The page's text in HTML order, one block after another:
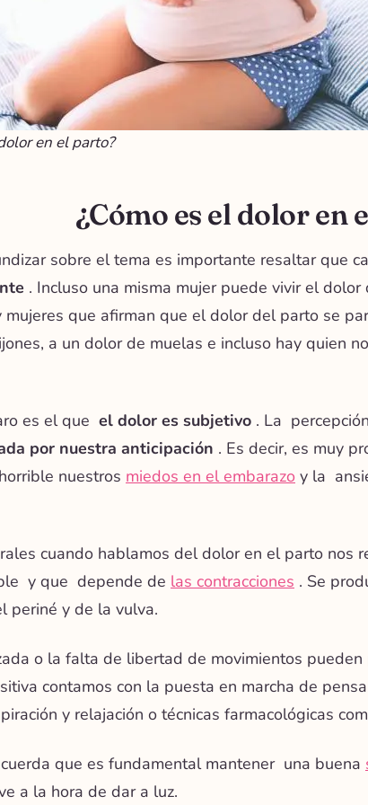
en el parto?
¿Cómo es el dolor en
sobre el tema es importante resaltar que
. Incluso una misma mujer puede vivir el
mujeres que afirman que el dolor del parto se
a un dolor de muelas e incluso hay quien
es el que el dolor es subjetivo . La
por nuestra anticipación . Es decir, es muy
nuestros miedos en el embarazo y la
cuando hablamos del dolor en el parto nos
y que depende de las contracciones . Se
periné y de la vulva.
o la falta de libertad de movimientos
contamos con la puesta en marcha de
y relajación o técnicas farmacológicas
que es fundamental mantener una buena
a la hora de dar a luz.